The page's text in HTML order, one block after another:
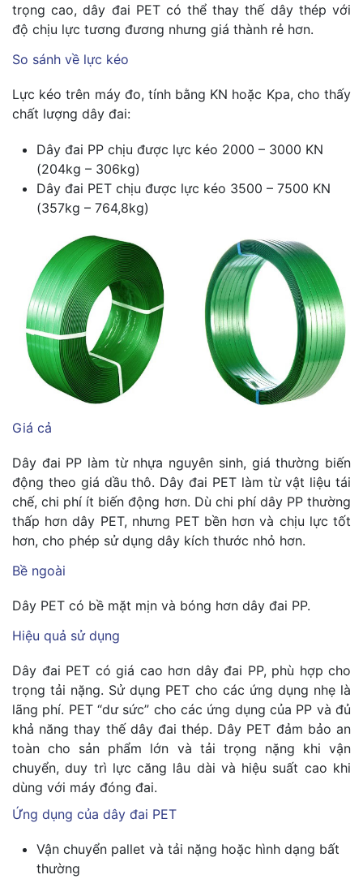
trọng cao, dây đai PET có thể thay thế dây thép với
độ chịu lực tương đương nhưng giá thành rẻ hơn.
So sánh về lực kéo
Lực kéo trên máy đo, tính bằng KN hoặc Kpa, cho thấy
chất lượng dây đai:
Dây đai PP chịu được lực kéo 2000 – 3000 KN
(204kg – 306kg)
Dây đai PET chịu được lực kéo 3500 – 7500 KN
(357kg – 764,8kg)
Giá cả
Dây đai PP làm từ nhựa nguyên sinh, giá thường biến
động theo giá dầu thô. Dây đai PET làm từ vật liệu tái
chế, chi phí ít biến động hơn. Dù chi phí dây PP thường
thấp hơn dây PET, nhưng PET bền hơn và chịu lực tốt
hơn, cho phép sử dụng dây kích thước nhỏ hơn.
Bề ngoài
Dây PET có bề mặt mịn và bóng hơn dây đai PP.
Hiệu quả sử dụng
Dây đai PET có giá cao hơn dây đai PP, phù hợp cho
trọng tải nặng. Sử dụng PET cho các ứng dụng nhẹ là
lãng phí. PET “dư sức” cho các ứng dụng của PP và đủ
khả năng thay thế dây đai thép. Dây PET đảm bảo an
toàn cho sản phẩm lớn và tải trọng nặng khi vận
chuyển, duy trì lực căng lâu dài và hiệu suất cao khi
dùng với máy đóng đai.
Ứng dụng của dây đai PET
Vận chuyển pallet và tải nặng hoặc hình dạng bất
thường